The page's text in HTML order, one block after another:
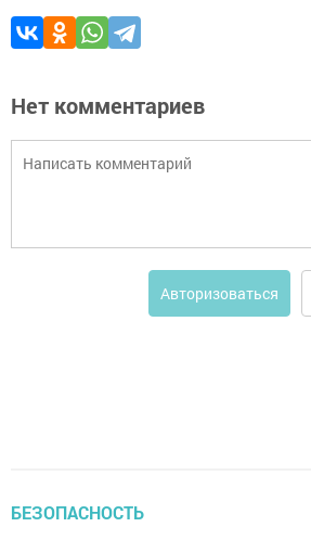
Нет комментариев
Авторизоваться
БЕЗОПАСНОСТЬ